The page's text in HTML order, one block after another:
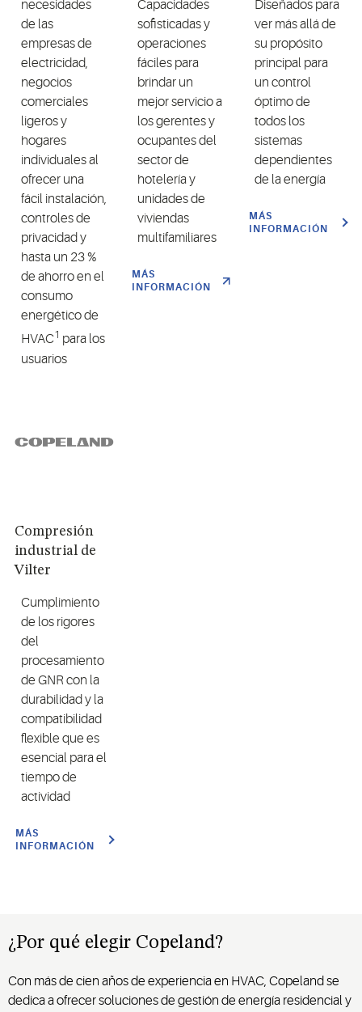
necesidades
de las
empresas de
electricidad,
negocios
comerciales
ligeros y
hogares
individuales al
ofrecer una
fácil instalación,
controles de
privacidad y
hasta un 23 %
de ahorro en el
consumo
energético de
HVAC1 para los
usuarios
Capacidades
sofisticadas y
operaciones
fáciles para
brindar un
mejor servicio a
los gerentes y
ocupantes del
sector de
hotelería y
unidades de
viviendas
multifamiliares
MÁS
INFORMACIÓN
Diseñados para
ver más allá de
su propósito
principal para
un control
óptimo de
todos los
sistemas
dependientes
de la energía
MÁS
INFORMACIÓN
Compresión
industrial de
Vilter
Cumplimiento
de los rigores
del
procesamiento
de GNR con la
durabilidad y la
compatibilidad
flexible que es
esencial para el
tiempo de
actividad
MÁS
INFORMACIÓN
¿Por qué elegir Copeland?
Con más de cien años de experiencia en HVAC, Copeland se
dedica a ofrecer soluciones de gestión de energía residencial y